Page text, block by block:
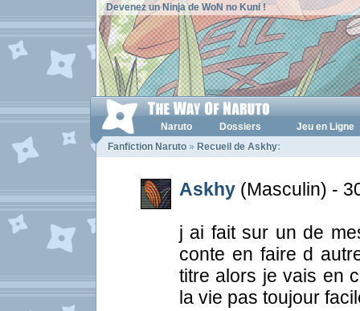
Devenez un Ninja de WoN no Kuni !
Naruto Dossiers
Jeu en Ligne
Fanfiction Naruto » Recueil de Askhy:
Askhy (Masculin) -
j ai fait sur un de
conte en faire d
titre alors je vais en
la vie pas toujour